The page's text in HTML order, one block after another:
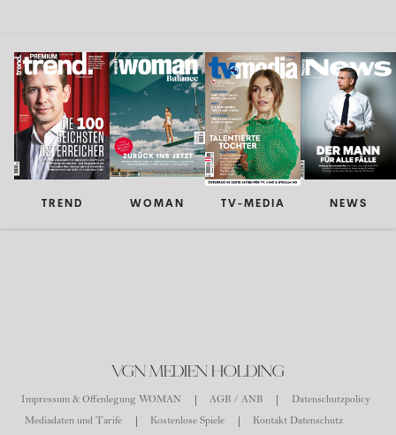
TREND WOMAN TV-MEDIA NEWS
VGN MEDIEN HOLDING
Impressum & Offenlegung WOMAN AGB / ANB
Datenschutzpolicy
Mediadaten und Tarife
Kostenlose Spiele Kontakt Datenschutz